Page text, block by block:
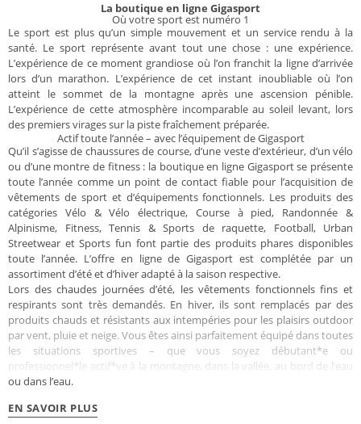
La boutique en ligne Gigasport
Où votre sport est numéro 1
Le sport est plus qu’un simple mouvement et un service rendu à la
santé. Le sport représente avant tout une chose : une expérience.
L’expérience de ce moment grandiose où l’on franchit la ligne d’arrivée
lors d’un marathon. L’expérience de cet instant inoubliable où l’on
atteint le sommet de la montagne après une ascension pénible.
L’expérience de cette atmosphère incomparable au soleil levant, lors
des premiers virages sur la piste fraîchement préparée.
Actif toute l’année – avec l’équipement de Gigasport
Qu’il s’agisse de chaussures de course, d’une veste d’extérieur, d’un vélo
ou d’une montre de fitness : la boutique en ligne Gigasport se présente
toute l’année comme un point de contact fiable pour l’acquisition de
vêtements de sport et d’équipements fonctionnels. Les produits des
catégories Vélo & Vélo électrique, Course à pied, Randonnée &
Alpinisme, Fitness, Tennis & Sports de raquette, Football, Urban
Streetwear et Sports fun font partie des produits phares disponibles
toute l’année. L’offre en ligne de Gigasport est complétée par un
assortiment d’été et d’hiver adapté à la saison respective.
Lors des chaudes journées d’été, les vêtements fonctionnels fins et
respirants sont très demandés. En hiver, ils sont remplacés par des
produits chauds et résistants aux intempéries pour les plaisirs outdoor
par vent, pluie et neige. Vous êtes ainsi parfaitement équipé dans toutes
les situations sportives – que vous soyez débutant*e ou
professionnel*le actif*ve à la montagne, dans la vallée, au bord de l’eau
ou dans l’eau.
EN SAVOIR PLUS